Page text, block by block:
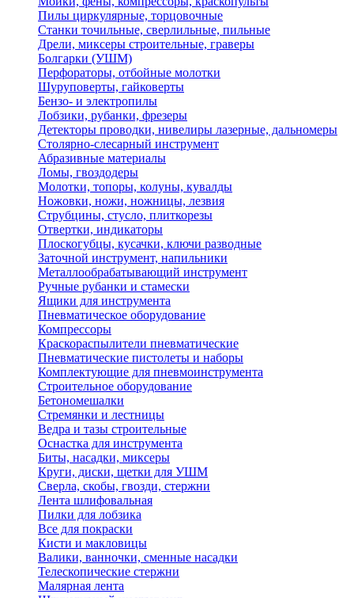
Пилы циркулярные, торцовочные
Станки точильные, сверлильные, пильные
Дрели, миксеры строительные, граверы
Болгарки (УШМ)
Перфораторы, отбойные молотки
Шуруповерты, гайковерты
Бензо- и электропилы
Лобзики, рубанки, фрезеры
Детекторы проводки, нивелиры лазерные, дальномеры
Столярно-слесарный инструмент
Абразивные материалы
Ломы, гвоздодеры
Молотки, топоры, колуны, кувалды
Ножовки, ножи, ножницы, лезвия
Струбцины, стусло, плиткорезы
Отвертки, индикаторы
Плоскогубцы, кусачки, ключи разводные
Заточной инструмент, напильники
Металлообрабатывающий инструмент
Ручные рубанки и стамески
Ящики для инструмента
Пневматическое оборудование
Компрессоры
Краскораспылители пневматические
Пневматические пистолеты и наборы
Комплектующие для пневмоинструмента
Строительное оборудование
Бетономешалки
Стремянки и лестницы
Ведра и тазы строительные
Оснастка для инструмента
Биты, насадки, миксеры
Круги, диски, щетки для УШМ
Сверла, скобы, гвозди, стержни
Лента шлифовальная
Пилки для лобзика
Все для покраски
Кисти и макловицы
Валики, ванночки, сменные насадки
Телескопические стержни
Малярная лента